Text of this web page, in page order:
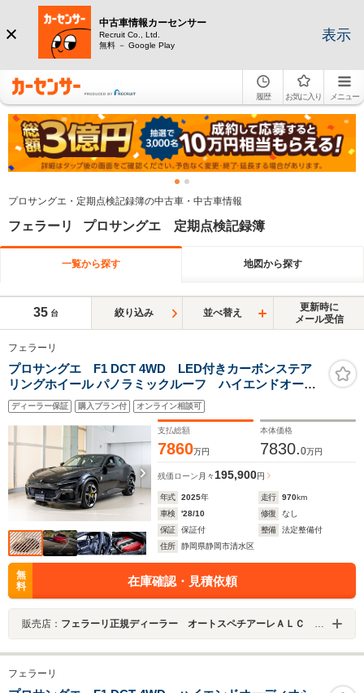
中古車情報カーセンサー
Recruit Co., Ltd.
無料 － Google Play
表示
履歴 お気に入り メニュー
プロサングエ・定期点検記録簿の中古車・中古車情報
フェラーリ プロサングエ 定期点検記録簿
一覧から探す 地図から探す
35 台 絞り込み 並べ替え
更新時に
メール受信
フェラーリ
プロサングエ F1 DCT 4WD LED付きカーボンステア
リングホイール パノラミックルーフ ハイエンドオーデ
ィオシステム サラウンドビュー カーボンパーツ(ホイ
ールアーチ/フロントスポイラー/サイドスカート/リアデュ
フューザー)
ディーラー保証 購入プラン付 オンライン相談可
支払総額
7860万円
本体価格
7830.0万円
残価ローン 月々195,900円
年式 2025年 走行 970km
車検
'28/10 修復
なし
保証
保証付 整備
法定整備付
住所
静岡県静岡市清水区
無
料
在庫確認・見積依頼
販売店： フェラーリ正規ディーラー オートスペチアーレＡＬＣ ＭＯＴＯＲＳ ＧＲＯＵＰ
フェラーリ